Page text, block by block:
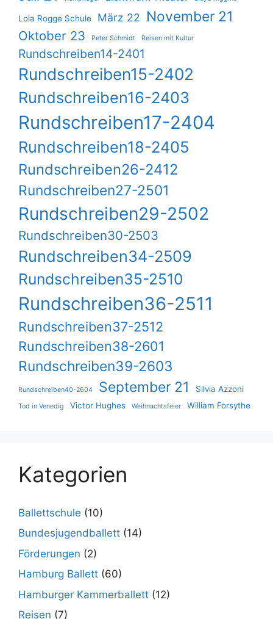
Lola Rogge Schule März 22 November 21
Oktober 23 Peter Schmidt Reisen mit Kultur
Rundschreiben14-2401
Rundschreiben15-2402
Rundschreiben16-2403
Rundschreiben17-2404
Rundschreiben18-2405
Rundschreiben26-2412
Rundschreiben27-2501
Rundschreiben29-2502
Rundschreiben30-2503
Rundschreiben34-2509
Rundschreiben35-2510
Rundschreiben36-2511
Rundschreiben37-2512
Rundschreiben38-2601
Rundschreiben39-2603
Rundschreiben40-2604 September 21 Silvia Azzoni
Tod in Venedig Victor Hughes Weihnachtsfeier William Forsythe
Kategorien
Ballettschule (10)
Bundesjugendballett (14)
Förderungen (2)
Hamburg Ballett (60)
Hamburger Kammerballett (12)
Reisen (7)